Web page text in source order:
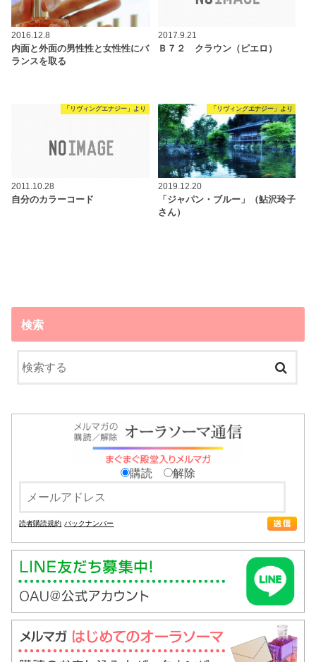
2016.12.8
内面と外面の男性性と女性性にバ
ランスを取る
2017.9.21
Ｂ７２ クラウン（ピエロ）
「リヴィングエナジー」より
2011.10.28
自分のカラーコード
「リヴィングエナジー」より
2019.12.20
「ジャパン・ブルー」（鮎沢玲子
さん）
検索
購読 解除
読者購読規約 バックナンバー